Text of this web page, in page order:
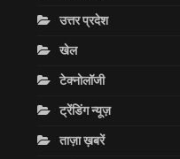
उत्तर प्रदेश
खेल
टेक्नोलॉजी
ट्रेंडिंग न्यूज़
ताज़ा ख़बरें